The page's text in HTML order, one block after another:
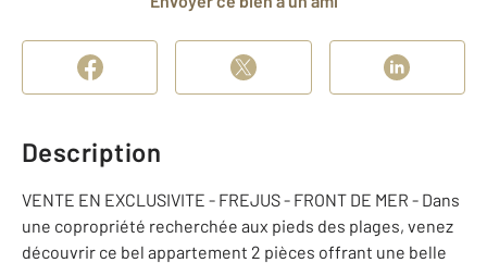
Description
VENTE EN EXCLUSIVITE - FREJUS - FRONT DE MER - Dans
une copropriété recherchée aux pieds des plages, venez
découvrir ce bel appartement 2 pièces offrant une belle